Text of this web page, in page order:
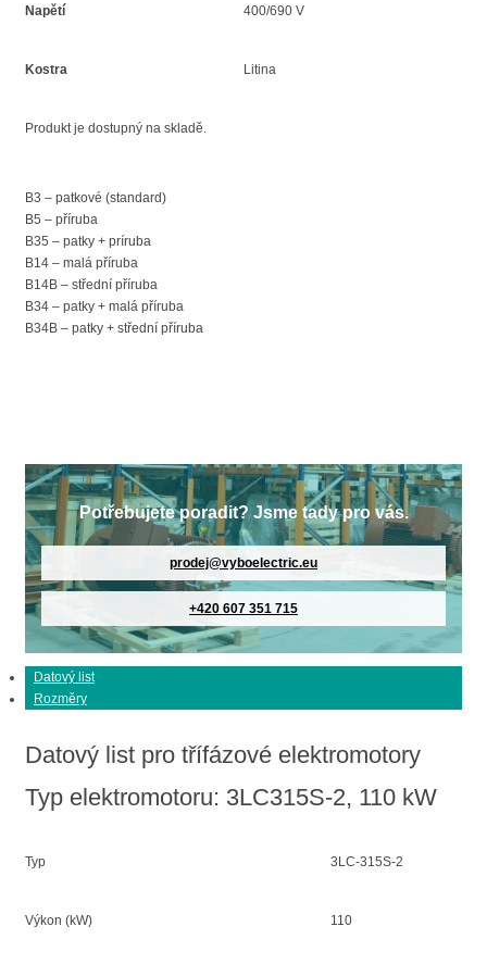
Napětí 400/690 V
Kostra Litina
Produkt je dostupný na skladě.
B3 – patkové (standard)
B5 – příruba
B35 – patky + príruba
B14 – malá příruba
B14B – střední příruba
B34 – patky + malá příruba
B34B – patky + střední příruba
Potřebujete poradit? Jsme tady pro vás.
prodej@vyboelectric.eu
+420 607 351 715
Datový list
Rozměry
Datový list pro třífázové elektromotory
Typ elektromotoru: 3LC315S-2, 110 kW
Typ 3LC-315S-2
Výkon (kW) 110